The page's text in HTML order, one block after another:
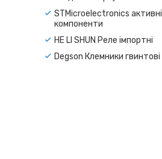
STMicroelectronics активні
компоненти
HE LI SHUN Реле імпортні
Degson Клемники гвинтові